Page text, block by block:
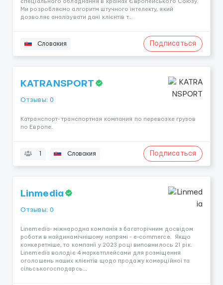
спеціального обладнання в країнах Європейського Союзу.
Ми розробляємо алгоритм штучного інтелекту, який
дозволяє аналізувати дані клієнтів т...
Словакия Подписаться
KATRANSPORT
Отзывы: 0
Катранспорт- транспортная компания по перевозке грузов
по Европе.
1 Словакия Подписаться
Linmedia
Отзывы: 0
Linemedia- міжнародна компанія з багаторічним досвідом
роботи в найдинамічнішому напрямі - e-commerce. Якщо
конкеретніше, то компанії у 2023 році виповнилось 21 рік.
Linemedia володіє 4 маркетплейсами для розміщення
оголошень наших клієнтів щодо продажу комерційної та
сільськогосподарсь...